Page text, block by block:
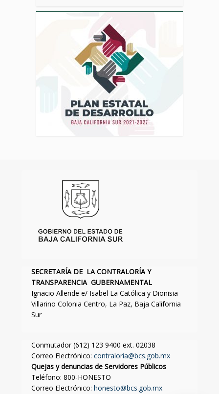
SECRETARÍA DE LA CONTRALORÍA Y
TRANSPARENCIA GUBERNAMENTAL
Ignacio Allende e/ Isabel La Católica y Dionisia
Villarino Colonia Centro, La Paz, Baja California
Sur
Conmutador (612) 123 9400 ext. 02038
Correo Electrónico: contraloria@bcs.gob.mx
Quejas y denuncias de Servidores Públicos
Teléfono: 800-HONESTO
Correo Electrónico: honesto@bcs.gob.mx